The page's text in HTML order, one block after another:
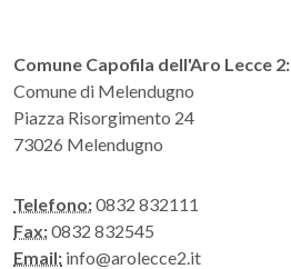
Comune Capofila dell'Aro Lecce 2:
Comune di Melendugno
Piazza Risorgimento 24
73026 Melendugno
Telefono:0832 832111
Fax:0832 832545
Email: info@arolecce2.it